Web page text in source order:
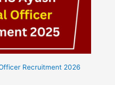
Recruitment 2026